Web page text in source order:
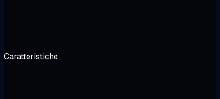
Caratteristiche